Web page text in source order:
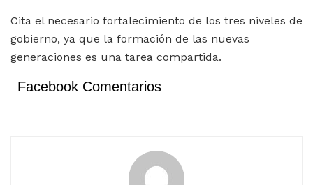
Cita el necesario fortalecimiento de los tres niveles de
gobierno, ya que la formación de las nuevas
generaciones es una tarea compartida.
Facebook Comentarios